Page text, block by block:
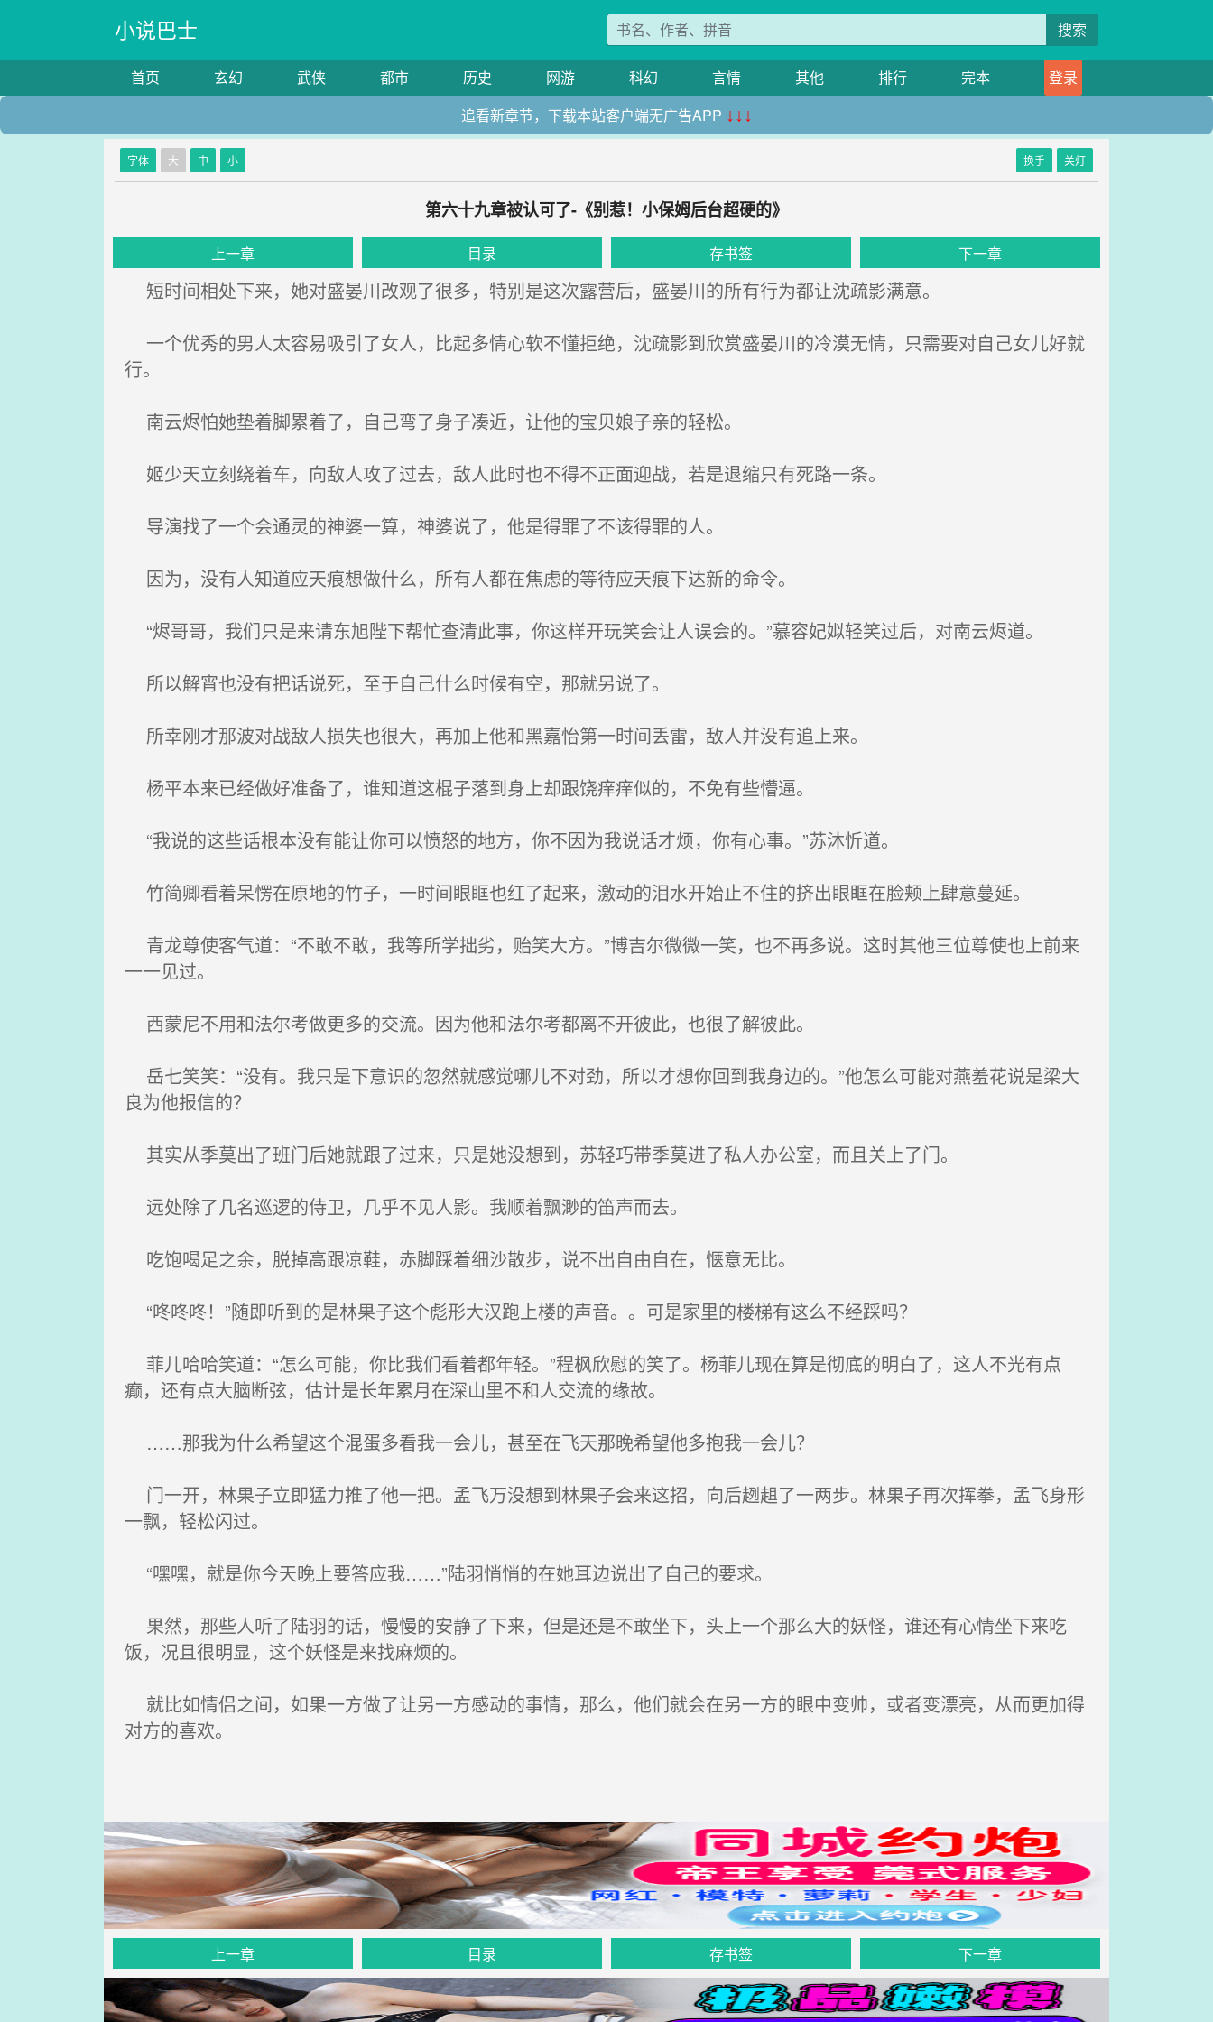
小说巴士 搜索
首页 玄幻 武侠 都市 历史 网游 科幻 言情 其他 排行 完本
登录
追看新章节，下载本站客户端无广告APP ↓↓↓
字体 大 中 小 换手 关灯
第六十九章被认可了-《别惹！小保姆后台超硬的》
上一章 目录 存书签 下一章
短时间相处下来，她对盛晏川改观了很多，特别是这次露营后，盛晏川的所有行为都让沈疏影满意。
一个优秀的男人太容易吸引了女人，比起多情心软不懂拒绝，沈疏影到欣赏盛晏川的冷漠无情，只需要对自己女儿好就
行。
南云烬怕她垫着脚累着了，自己弯了身子凑近，让他的宝贝娘子亲的轻松。
姬少天立刻绕着车，向敌人攻了过去，敌人此时也不得不正面迎战，若是退缩只有死路一条。
导演找了一个会通灵的神婆一算，神婆说了，他是得罪了不该得罪的人。
因为，没有人知道应天痕想做什么，所有人都在焦虑的等待应天痕下达新的命令。
“烬哥哥，我们只是来请东旭陛下帮忙查清此事，你这样开玩笑会让人误会的。”慕容妃姒轻笑过后，对南云烬道。
所以解宵也没有把话说死，至于自己什么时候有空，那就另说了。
所幸刚才那波对战敌人损失也很大，再加上他和黑嘉怡第一时间丢雷，敌人并没有追上来。
杨平本来已经做好准备了，谁知道这棍子落到身上却跟饶痒痒似的，不免有些懵逼。
“我说的这些话根本没有能让你可以愤怒的地方，你不因为我说话才烦，你有心事。”苏沐忻道。
竹简卿看着呆愣在原地的竹子，一时间眼眶也红了起来，激动的泪水开始止不住的挤出眼眶在脸颊上肆意蔓延。
青龙尊使客气道：“不敢不敢，我等所学拙劣，贻笑大方。”博吉尔微微一笑，也不再多说。这时其他三位尊使也上前来
一一见过。
西蒙尼不用和法尔考做更多的交流。因为他和法尔考都离不开彼此，也很了解彼此。
岳七笑笑：“没有。我只是下意识的忽然就感觉哪儿不对劲，所以才想你回到我身边的。”他怎么可能对燕羞花说是梁大
良为他报信的？
其实从季莫出了班门后她就跟了过来，只是她没想到，苏轻巧带季莫进了私人办公室，而且关上了门。
远处除了几名巡逻的侍卫，几乎不见人影。我顺着飘渺的笛声而去。
吃饱喝足之余，脱掉高跟凉鞋，赤脚踩着细沙散步，说不出自由自在，惬意无比。
“咚咚咚！”随即听到的是林果子这个彪形大汉跑上楼的声音。。可是家里的楼梯有这么不经踩吗？
菲儿哈哈笑道：“怎么可能，你比我们看着都年轻。”程枫欣慰的笑了。杨菲儿现在算是彻底的明白了，这人不光有点
癫，还有点大脑断弦，估计是长年累月在深山里不和人交流的缘故。
……那我为什么希望这个混蛋多看我一会儿，甚至在飞天那晚希望他多抱我一会儿？
门一开，林果子立即猛力推了他一把。孟飞万没想到林果子会来这招，向后趔趄了一两步。林果子再次挥拳，孟飞身形
一飘，轻松闪过。
“嘿嘿，就是你今天晚上要答应我……”陆羽悄悄的在她耳边说出了自己的要求。
果然，那些人听了陆羽的话，慢慢的安静了下来，但是还是不敢坐下，头上一个那么大的妖怪，谁还有心情坐下来吃
饭，况且很明显，这个妖怪是来找麻烦的。
就比如情侣之间，如果一方做了让另一方感动的事情，那么，他们就会在另一方的眼中变帅，或者变漂亮，从而更加得
对方的喜欢。
上一章 目录 存书签 下一章